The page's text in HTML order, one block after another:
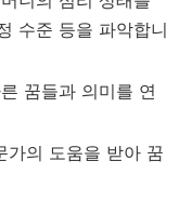
수준 등을 파악합니
꿈들과 의미를 연
가의 도움을 받아 꿈